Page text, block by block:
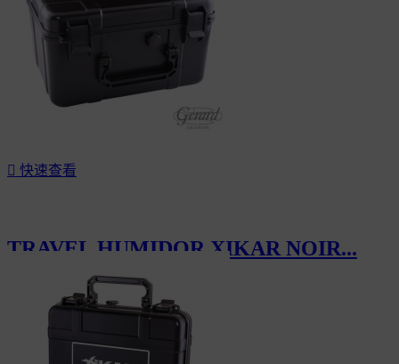
 快速查看
TRAVEL HUMIDOR XIKAR NOIR...